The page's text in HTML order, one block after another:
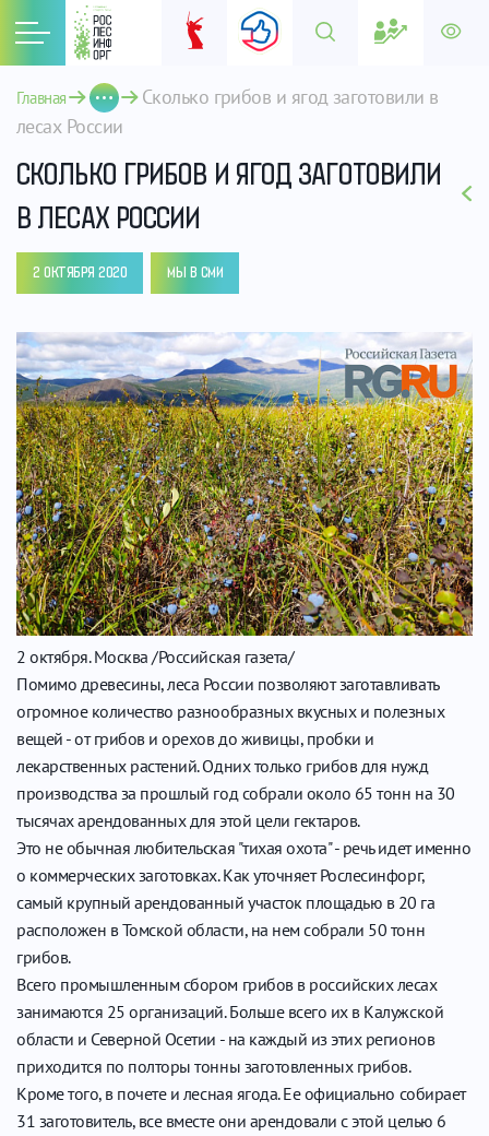
Главная
Сколько грибов и ягод заготовили в
лесах России
СКОЛЬКО ГРИБОВ И ЯГОД ЗАГОТОВИЛИ
В ЛЕСАХ РОССИИ
2 ОКТЯБРЯ 2020 МЫ В СМИ
2 октября. Москва /Российская газета/
Помимо древесины, леса России позволяют заготавливать
огромное количество разнообразных вкусных и полезных
вещей - от грибов и орехов до живицы, пробки и
лекарственных растений. Одних только грибов для нужд
производства за прошлый год собрали около 65 тонн на 30
тысячах арендованных для этой цели гектаров.
Это не обычная любительская "тихая охота" - речь идет именно
о коммерческих заготовках. Как уточняет Рослесинфорг,
самый крупный арендованный участок площадью в 20 га
расположен в Томской области, на нем собрали 50 тонн
грибов.
Всего промышленным сбором грибов в российских лесах
занимаются 25 организаций. Больше всего их в Калужской
области и Северной Осетии - на каждый из этих регионов
приходится по полторы тонны заготовленных грибов.
Кроме того, в почете и лесная ягода. Ее официально собирает
31 заготовитель, все вместе они арендовали с этой целью 6